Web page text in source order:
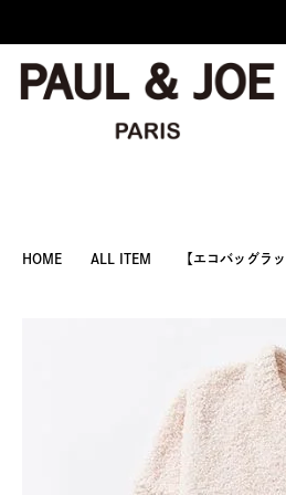
HOME ALL ITEM 【エコバッグラ